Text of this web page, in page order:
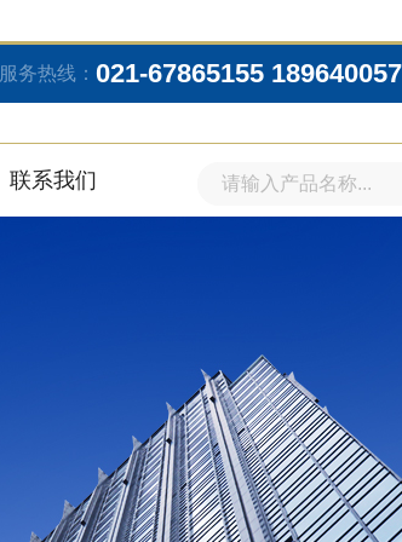
服务热线： 021-67865155
联系我们